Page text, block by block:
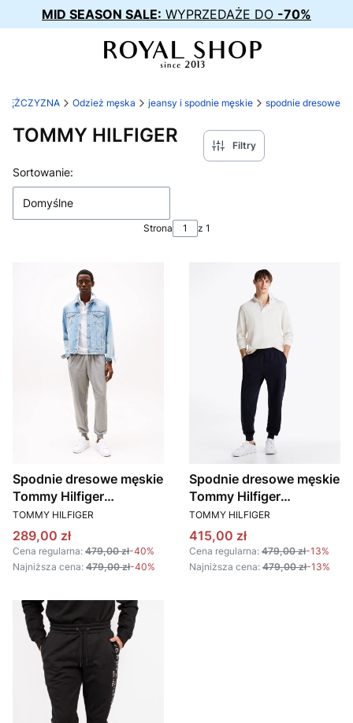
MID SEASON SALE: WYPRZEDAŻE DO -70%
MĘŻCZYZNA Odzież męska jeansy i spodnie męskie spodnie dresowe
TOMMY HILFIGER Filtry
Lista produktów
Sortowanie:
Domyślne
Strona z 1
Spodnie dresowe męskie
Tommy Hilfiger
MW0MW37236 szary
PRODUCENT
TOMMY HILFIGER
Cena promocyjna
289,00 zł
Cena regularna: 479,00 zł-40%
Najniższa cena: 479,00 zł-40%
Spodnie dresowe męskie
Tommy Hilfiger
MW0MW37236
granatowy
PRODUCENT
TOMMY HILFIGER
Cena promocyjna
415,00 zł
Cena regularna: 479,00 zł-13%
Najniższa cena: 479,00 zł-13%